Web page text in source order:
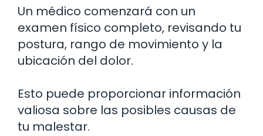
Un médico comenzará con un
examen físico completo, revisando tu
postura, rango de movimiento y la
ubicación del dolor.
Esto puede proporcionar información
valiosa sobre las posibles causas de
tu malestar.